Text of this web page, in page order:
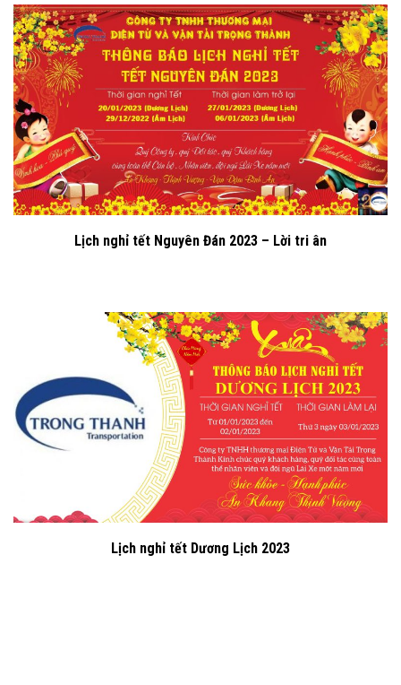
Lịch nghỉ tết Nguyên Đán 2023 – Lời tri ân
Lịch nghỉ tết Dương Lịch 2023